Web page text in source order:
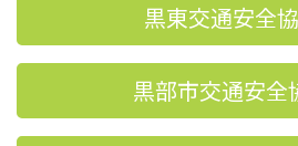
黒東交通安全
黒部市交通安全